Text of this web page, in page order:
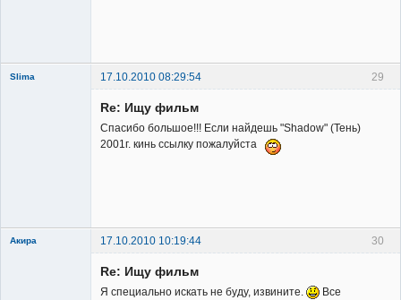
29
Slima 17.10.2010 08:29:54
Re: Ищу фильм
Спасибо большое!!! Если найдешь "Shadow" (Тень)
2001г. кинь ссылку пожалуйста
30
Акира 17.10.2010 10:19:44
Re: Ищу фильм
Я специально искать не буду, извините.
Все